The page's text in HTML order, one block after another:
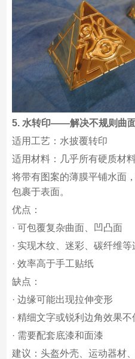
5. 水转印——解决不规则曲
适用工艺：水披覆转印
适用材料：几乎所有硬质材
将带有图案的薄膜平铺水面
包裹于表面。
优点：
· 可包覆复杂曲面、凹凸面
· 实现木纹、迷彩、碳纤维等
· 效率高于手工贴纸
缺点：
· 边缘可能出现拉伸变形
· 精细文字或锐利边角效果不
· 需要配套底漆和面漆
建议：头盔外壳、运动器材